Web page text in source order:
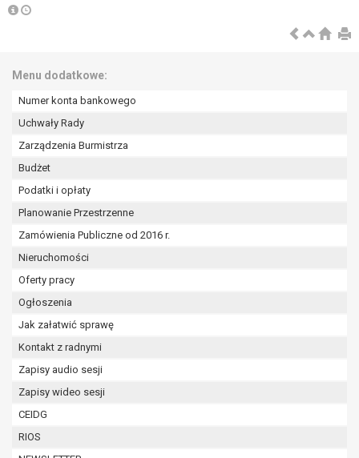
Menu dodatkowe:
Numer konta bankowego
Uchwały Rady
Zarządzenia Burmistrza
Budżet
Podatki i opłaty
Planowanie Przestrzenne
Zamówienia Publiczne od 2016 r.
Nieruchomości
Oferty pracy
Ogłoszenia
Jak załatwić sprawę
Kontakt z radnymi
Zapisy audio sesji
Zapisy wideo sesji
CEIDG
RIOS